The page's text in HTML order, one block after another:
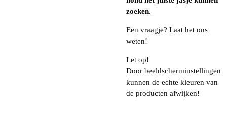
zoeken.
Een vraagje? Laat het ons
weten!
Let op!
Door beeldscherminstellingen
kunnen de echte kleuren van
de producten afwijken!